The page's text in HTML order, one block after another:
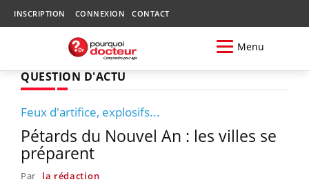
INSCRIPTION CONNEXION CONTACT
Menu
QUESTION D'ACTU
Feux d'artifice, explosifs...
Pétards du Nouvel An : les villes se
préparent
Par la rédaction